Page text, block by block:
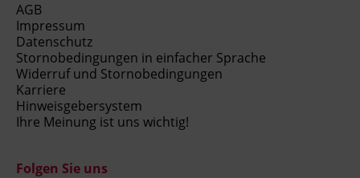
AGB
Impressum
Datenschutz
Stornobedingungen in einfacher Sprache
Widerruf und Stornobedingungen
Karriere
Hinweisgebersystem
Ihre Meinung ist uns wichtig!
Folgen Sie uns